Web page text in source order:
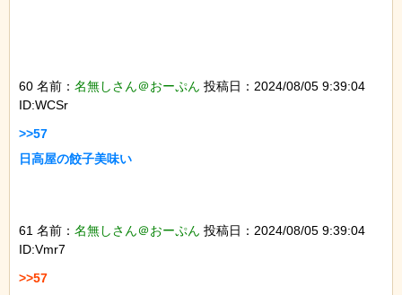
60 名前： 名無しさん＠おーぷん 投稿日：2024/08/05 9:39:04
ID:WCSr
>>57
日高屋の餃子美味い
61 名前： 名無しさん＠おーぷん 投稿日：2024/08/05 9:39:04
ID:Vmr7
>>57